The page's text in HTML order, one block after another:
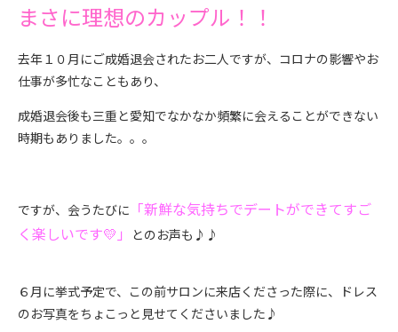
まさに理想のカップル！！
去年１０月にご成婚退会されたお二人ですが、コロナの影響やお
仕事が多忙なこともあり、
成婚退会後も三重と愛知でなかなか頻繁に会えることができない
時期もありました。。。
ですが、会うたびに 「新鮮な気持ちでデートができてすご
く楽しいです💛」 とのお声も♪♪
６月に挙式予定で、この前サロンに来店くださった際に、ドレス
のお写真をちょこっと見せてくださいました♪